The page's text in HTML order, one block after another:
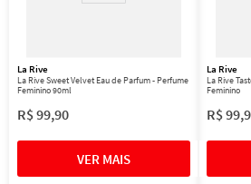
La Rive
La Rive Sweet Velvet Eau de Parfum - Perfume
Feminino 90ml
R$99,90
La Rive
La Rive
Feminino
R$99,